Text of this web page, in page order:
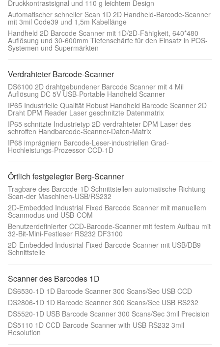
Druckkontrastsignal und 110 g leichtem Design
Automatischer schneller Scan 1D 2D Handheld-Barcode-Scanner
mit 3mil Code39 und 1,5m Kabellänge
Handheld 2D Barcode Scanner mit 1D/2D-Fähigkeit, 640*480
Auflösung und 30-600mm Tiefenschärfe für den Einsatz in POS-
Systemen und Supermärkten
Verdrahteter Barcode-Scanner
DS6100 2D drahtgebundener Barcode Scanner mit 4 Mil
Auflösung DC 5V USB-Portable Handheld Scanner
IP65 Industrielle Qualität Robust Handheld Barcode Scanner 2D
Draht DPM Reader Laser geschnitzte Datenmatrix
IP65 schnitzte Industrietyp 2D verdrahteter DPM Laser des
schroffen Handbarcode-Scanner-Daten-Matrix
IP68 imprägniern Barcode-Leser-industriellen Grad-
Hochleistungs-Prozessor CCD-1D
Örtlich festgelegter Berg-Scanner
Tragbare des Barcode-1D Schnittstellen-automatische Richtung
Scan-der Maschinen-USB/RS232
2D-Embedded Industrial Fixed Barcode Scanner mit manuellem
Scanmodus und USB-COM
Benutzerdefinierter CCD-Barcode-Scanner mit festem Aufbau mit
32-Bit-Mini-Festleser RS232 DF3100
2D-Embedded Industrial Fixed Barcode Scanner mit USB/DB9-
Schnittstelle
Scanner des Barcodes 1D
DS6530-1D 1D Barcode Scanner 300 Scans/Sec USB CCD
DS2806-1D 1D Barcode Scanner 300 Scans/Sec USB RS232
DS5520-1D USB Barcode Scanner 300 Scans/Sec 3mil Precision
DS5110 1D CCD Barcode Scanner with USB RS232 3mil
Resolution